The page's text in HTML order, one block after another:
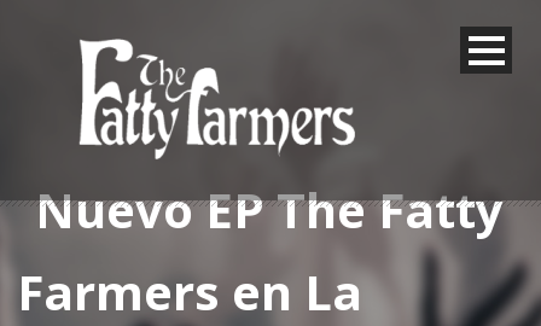
Nuevo EP The Fatty
Farmers en La